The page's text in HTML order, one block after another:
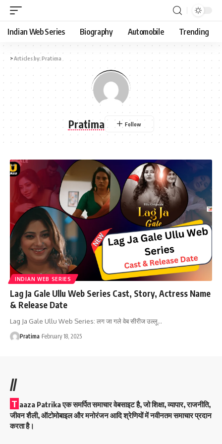
Indian Web Series Biography Automobile Trending
>Articles by: Pratima
Pratima
INDIAN WEB SERIES
Lag Ja Gale Ullu Web Series Cast, Story, Actress Name
& Release Date
Lag Ja Gale Ullu Web Series: लग जा गले वेब सीरीज उल्लू…
Pratima February 18, 2025
//
T aaza Patrika एक समर्पित समाचार वेबसाइट है, जो शिक्षा, व्यापार, राजनीति,
जीवन शैली, ऑटोमोबाइल और मनोरंजन आदि श्रेणियों में नवीनतम समाचार प्रदान
करता है।